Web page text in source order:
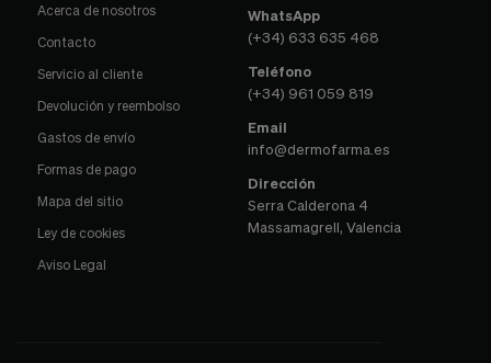
Acerca de nosotros
Contacto
Servicio al cliente
Devolución y reembolso
Gastos de envío
Formas de pago
Mapa del sitio
Ley de cookies
Aviso Legal
WhatsApp
(+34) 633 635 468
Teléfono
(+34) 961 059 819
Email
info@dermofarma.es
Dirección
Serra Calderona 4
Massamagrell, Valencia